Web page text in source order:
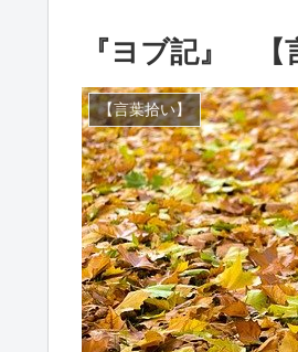
『ヨブ記』 【
【言葉拾い】